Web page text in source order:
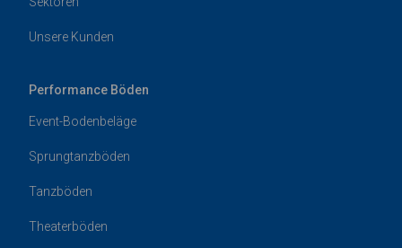
Unsere Kunden
Performance Böden
Event-Bodenbeläge
Sprungtanzböden
Tanzböden
Theaterböden